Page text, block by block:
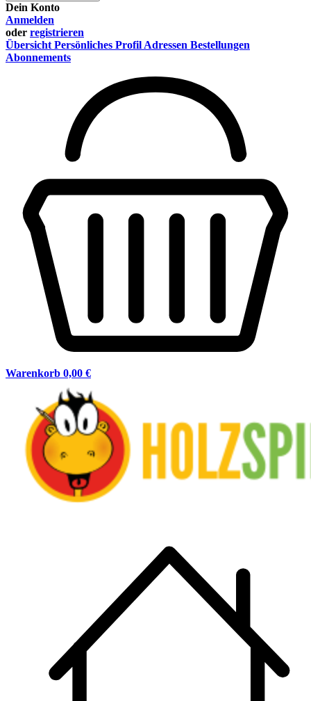
Dein Konto
Anmelden
oder registrieren
Übersicht Persönliches Profil Adressen Bestellungen
Abonnements
Warenkorb 0,00 €